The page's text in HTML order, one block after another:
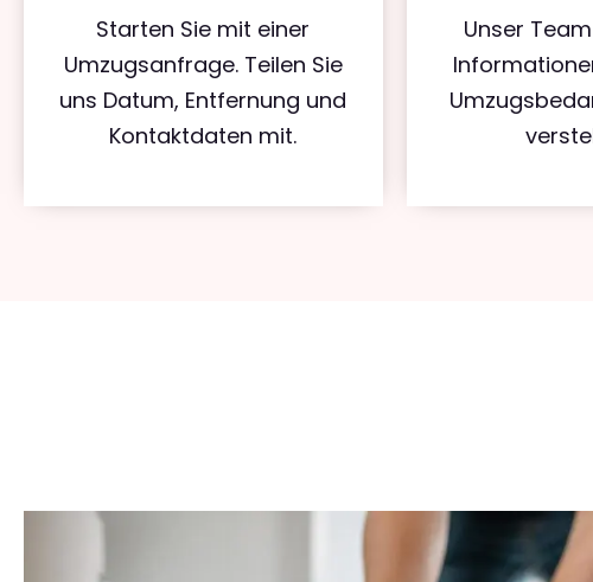
Starten Sie mit einer
Umzugsanfrage. Teilen Sie
uns Datum, Entfernung und
Kontaktdaten mit.
Unser